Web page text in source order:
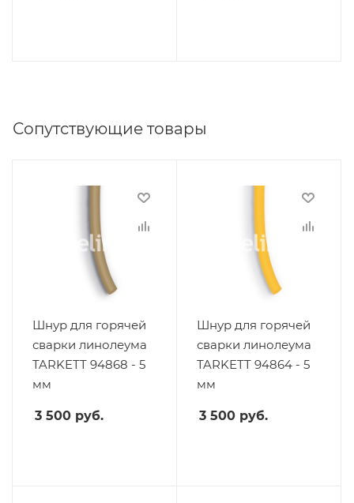
Сопутствующие товары
Шнур для горячей
сварки линолеума
TARKETT 94868 - 5
мм
3 500 руб.
Шнур для горячей
сварки линолеума
TARKETT 94864 - 5
мм
3 500 руб.